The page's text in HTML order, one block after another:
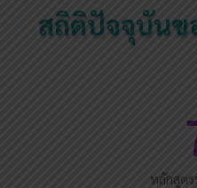
สถิติปัจจุบันข
หลักสูต